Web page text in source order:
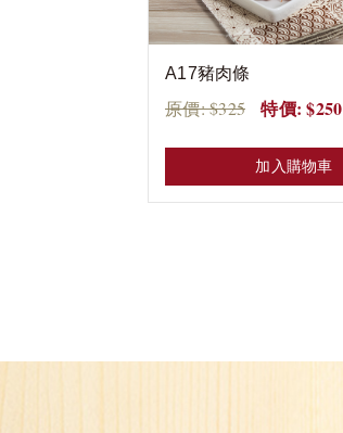
A17豬肉條
原價: $325 特價: $250
加入購物車